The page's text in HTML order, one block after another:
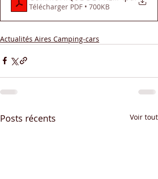
Télécharger PDF • 700KB
Actualités Aires Camping-cars
Posts récents Voir tout